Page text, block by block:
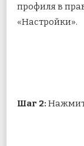
профиля в
«Настройки».
Шаг 2: